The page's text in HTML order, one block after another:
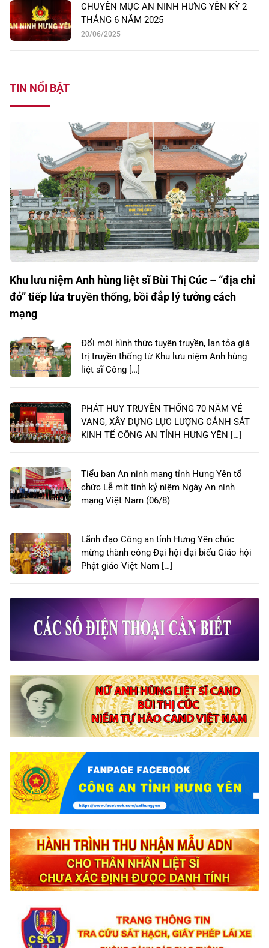
CHUYÊN MỤC AN NINH HƯNG YÊN KỲ 2
THÁNG 6 NĂM 2025
20/06/2025
TIN NỔI BẬT
Khu lưu niệm Anh hùng liệt sĩ Bùi Thị Cúc – “địa chỉ
đỏ” tiếp lửa truyền thống, bồi đắp lý tưởng cách
mạng
Đổi mới hình thức tuyên truyền, lan tỏa giá
trị truyền thống từ Khu lưu niệm Anh hùng
liệt sĩ Công […]
PHÁT HUY TRUYỀN THỐNG 70 NĂM VẺ
VANG, XÂY DỰNG LỰC LƯỢNG CẢNH SÁT
KINH TẾ CÔNG AN TỈNH HƯNG YÊN […]
Tiểu ban An ninh mạng tỉnh Hưng Yên tổ
chức Lễ mít tinh kỷ niệm Ngày An ninh
mạng Việt Nam (06/8)
Lãnh đạo Công an tỉnh Hưng Yên chúc
mừng thành công Đại hội đại biểu Giáo hội
Phật giáo Việt Nam […]